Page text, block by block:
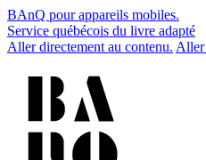
BAnQ pour appareils mobiles.
Service québécois du livre adapté
Aller directement au contenu. Aller